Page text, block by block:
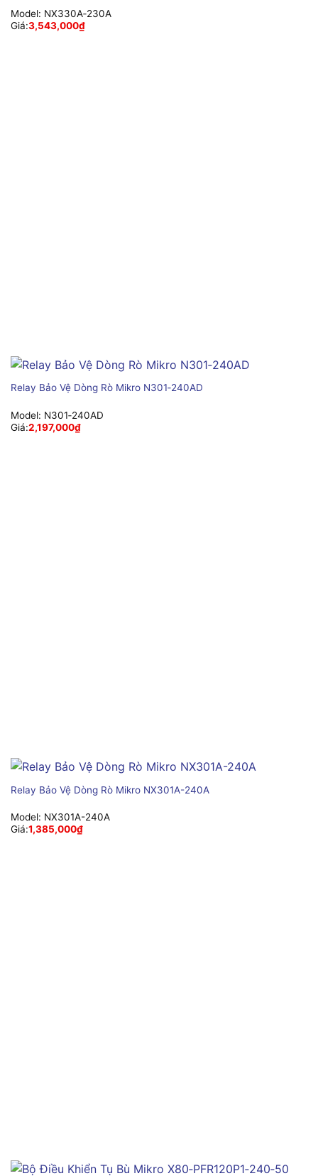
Model: NX330A‑230A
Giá:3,543,000₫
Relay Bảo Vệ Dòng Rò Mikro N301‑240AD
Model: N301‑240AD
Giá:2,197,000₫
Relay Bảo Vệ Dòng Rò Mikro NX301A-240A
Model: NX301A-240A
Giá:1,385,000₫